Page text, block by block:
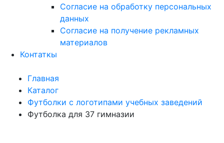
Согласие на обработку персональных
данных
Согласие на получение рекламных
материалов
Контаткы
Главная
Каталог
Футболки с логотипами учебных заведений
Футболка для 37 гимназии